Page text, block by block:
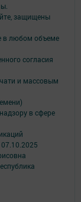
защищены
в любом объеме
согласия
и массовым
в сфере